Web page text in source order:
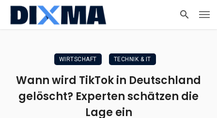
WIRTSCHAFT TECHNIK & IT
Wann wird TikTok in Deutschland
gelöscht? Experten schätzen die
Lage ein